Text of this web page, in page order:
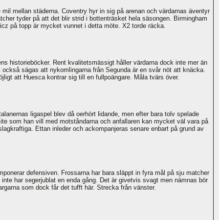
mellan städerna. Coventry hyr in sig på arenan och värdarnas äventyr
tyder på att det blir strid i bottenträsket hela säsongen. Birmingham
på topp är mycket vunnet i detta möte. X2 torde räcka.
historieböcker. Rent kvalitetsmässigt håller värdarna dock inte mer än
sägas att nykomlingarna från Segunda är en svår nöt att knäcka.
att Huesca kontrar sig till en fullpoängare. Måla tvärs över.
ligaspel blev då oerhört lidande, men efter bara tolv spelade
som han vill med motståndarna och anfallaren kan mycket väl vara på
Ettan inleder och ackompanjeras senare enbart på grund av
defensiven. Frossarna har bara släppt in fyra mål på sju matcher
har segerjublat en enda gång. Det är givetvis svagt men nämnas bör
som dock får det tufft här. Strecka från vänster.